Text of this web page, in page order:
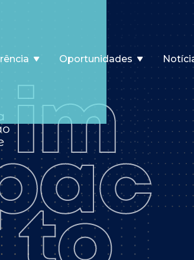
Oportunidades